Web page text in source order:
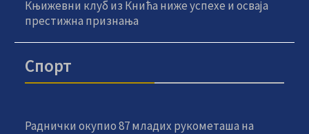
Књижевни клуб из Кнића ниже успехе и осваја
престижна признања
Спорт
Раднички окупио 87 младих рукометаша на